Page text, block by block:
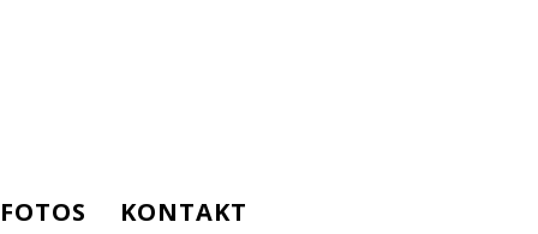
FOTOS KONTAKT